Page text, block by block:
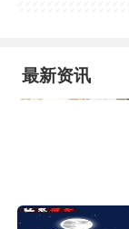
最新资讯